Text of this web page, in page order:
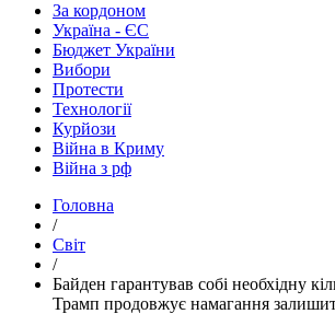
За кордоном
Україна - ЄС
Бюджет України
Вибори
Протести
Технології
Курйози
Війна в Криму
Війна з рф
Головна
/
Світ
/
​Байден гарантував собі необхідну
Трамп продовжує намагання